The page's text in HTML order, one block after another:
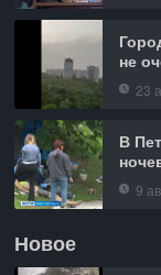
не
23
В
9
Новое